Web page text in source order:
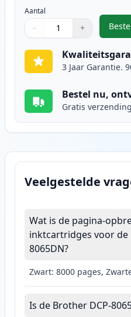
Aantal
Gebruik de knoppen om
− +
1 ,
3 Jaar Garantie.
Bestel nu,
Gratis
Veelgestelde
Wat is de pagina-
inktcartridges voor de
8065DN?
Zwart: 8000 pages,
Is de Brother DCP-